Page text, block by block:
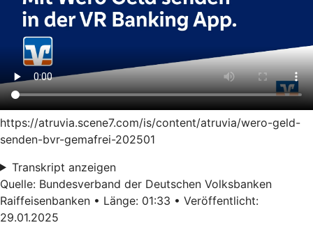
https://atruvia.scene7.com/is/content/atruvia/wero-geld-
senden-bvr-gemafrei-202501
Transkript anzeigen
Quelle: Bundesverband der Deutschen Volksbanken
Raiffeisenbanken • Länge: 01:33 • Veröffentlicht:
29.01.2025